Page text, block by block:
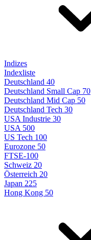
Indizes
Indexliste
Deutschland 40
Deutschland Small Cap 70
Deutschland Mid Cap 50
Deutschland Tech 30
USA Industrie 30
USA 500
US Tech 100
Eurozone 50
FTSE-100
Schweiz 20
Österreich 20
Japan 225
Hong Kong 50